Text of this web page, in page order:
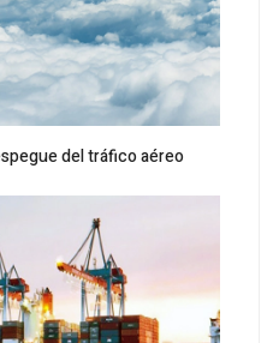
del tráfico aéreo